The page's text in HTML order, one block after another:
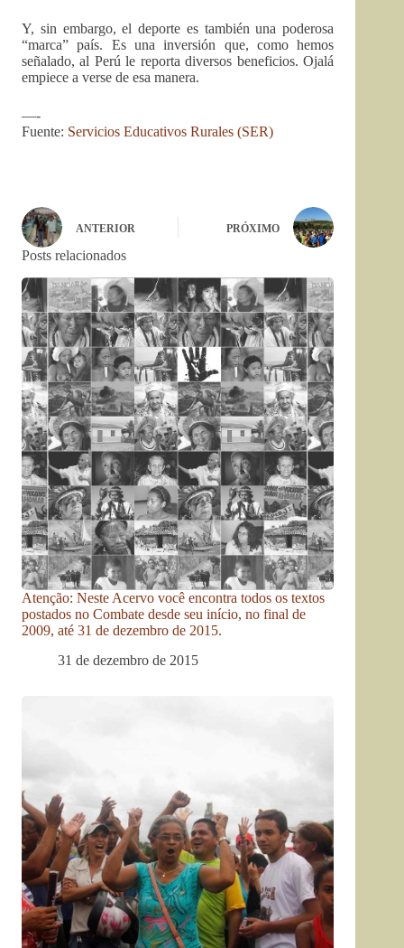
Y, sin embargo, el deporte es también una poderosa
“marca” país. Es una inversión que, como hemos
señalado, al Perú le reporta diversos beneficios. Ojalá
empiece a verse de esa manera.
—-
Fuente: Servicios Educativos Rurales (SER)
ANTERIOR PRÓXIMO
Posts relacionados
Atenção: Neste Acervo você encontra todos os textos
postados no Combate desde seu início, no final de
2009, até 31 de dezembro de 2015.
31 de dezembro de 2015